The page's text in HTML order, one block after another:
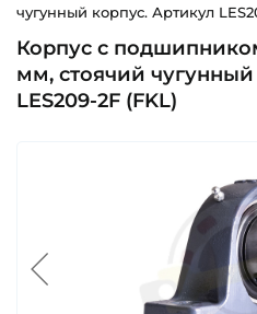
чугунный корпус. Артикул
Корпус с
мм, стоячий чугунный
LES209-2F (FKL)